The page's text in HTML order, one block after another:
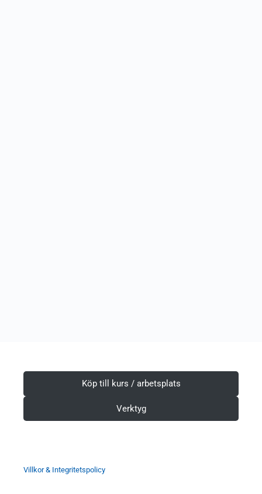
Köp till kurs / arbetsplats
Verktyg
Villkor & Integritetspolicy